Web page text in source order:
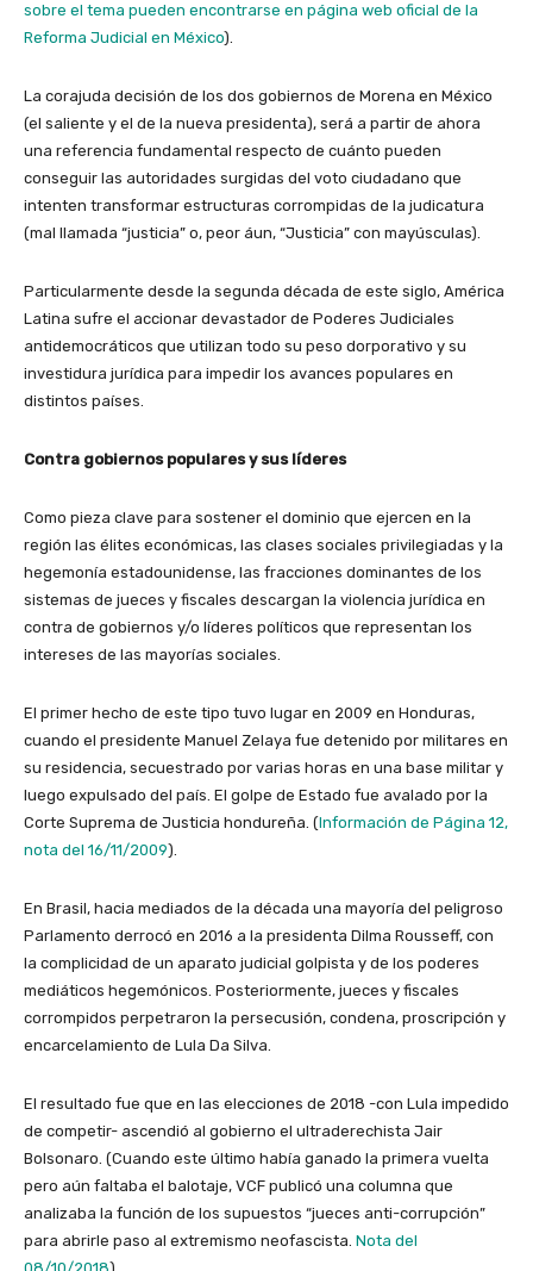
sobre el tema pueden encontrarse en página web oficial de la
Reforma Judicial en México).
La corajuda decisión de los dos gobiernos de Morena en México
(el saliente y el de la nueva presidenta), será a partir de ahora
una referencia fundamental respecto de cuánto pueden
conseguir las autoridades surgidas del voto ciudadano que
intenten transformar estructuras corrompidas de la judicatura
(mal llamada “justicia” o, peor áun, “Justicia” con mayúsculas).
Particularmente desde la segunda década de este siglo, América
Latina sufre el accionar devastador de Poderes Judiciales
antidemocráticos que utilizan todo su peso dorporativo y su
investidura jurídica para impedir los avances populares en
distintos países.
Contra gobiernos populares y sus líderes
Como pieza clave para sostener el dominio que ejercen en la
región las élites económicas, las clases sociales privilegiadas y la
hegemonía estadounidense, las fracciones dominantes de los
sistemas de jueces y fiscales descargan la violencia jurídica en
contra de gobiernos y/o líderes políticos que representan los
intereses de las mayorías sociales.
El primer hecho de este tipo tuvo lugar en 2009 en Honduras,
cuando el presidente Manuel Zelaya fue detenido por militares en
su residencia, secuestrado por varias horas en una base militar y
luego expulsado del país. El golpe de Estado fue avalado por la
Corte Suprema de Justicia hondureña. (Información de Página 12,
nota del 16/11/2009).
En Brasil, hacia mediados de la década una mayoría del peligroso
Parlamento derrocó en 2016 a la presidenta Dilma Rousseff, con
la complicidad de un aparato judicial golpista y de los poderes
mediáticos hegemónicos. Posteriormente, jueces y fiscales
corrompidos perpetraron la persecusión, condena, proscripción y
encarcelamiento de Lula Da Silva.
El resultado fue que en las elecciones de 2018 -con Lula impedido
de competir- ascendió al gobierno el ultraderechista Jair
Bolsonaro. (Cuando este último había ganado la primera vuelta
pero aún faltaba el balotaje, VCF publicó una columna que
analizaba la función de los supuestos “jueces anti-corrupción”
para abrirle paso al extremismo neofascista. Nota del